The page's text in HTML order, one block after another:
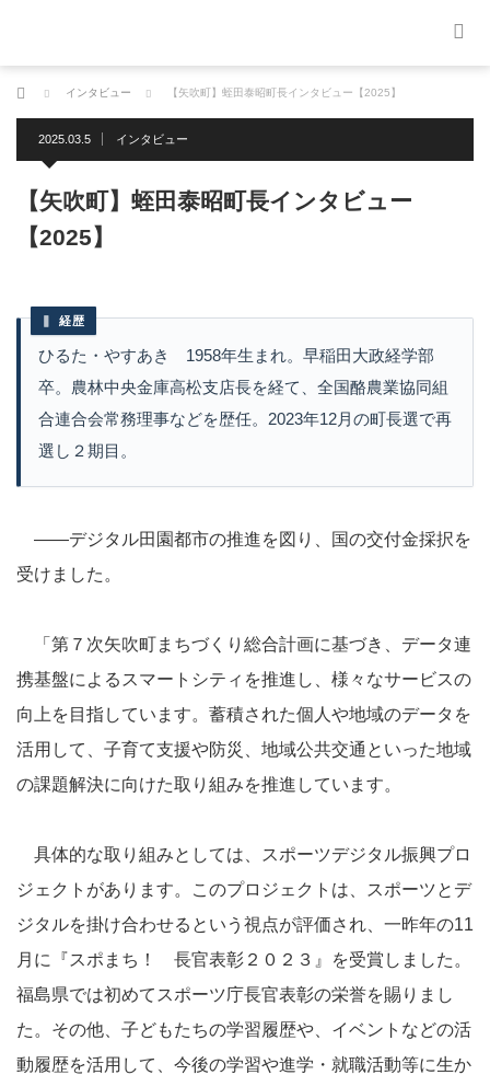
ホーム インタビュー 【矢吹町】蛭田泰昭町長インタビュー【2025】
2025.03.5 インタビュー
【矢吹町】蛭田泰昭町長インタビュー
【2025】
経歴
ひるた・やすあき 1958年生まれ。早稲田大政経学部
卒。農林中央金庫高松支店長を経て、全国酪農業協同組
合連合会常務理事などを歴任。2023年12月の町長選で再
選し２期目。
――デジタル田園都市の推進を図り、国の交付金採択を
受けました。
「第７次矢吹町まちづくり総合計画に基づき、データ連
携基盤によるスマートシティを推進し、様々なサービスの
向上を目指しています。蓄積された個人や地域のデータを
活用して、子育て支援や防災、地域公共交通といった地域
の課題解決に向けた取り組みを推進しています。
具体的な取り組みとしては、スポーツデジタル振興プロ
ジェクトがあります。このプロジェクトは、スポーツとデ
ジタルを掛け合わせるという視点が評価され、一昨年の11
月に『スポまち！ 長官表彰２０２３』を受賞しました。
福島県では初めてスポーツ庁長官表彰の栄誉を賜りまし
た。その他、子どもたちの学習履歴や、イベントなどの活
動履歴を活用して、今後の学習や進学・就職活動等に生か